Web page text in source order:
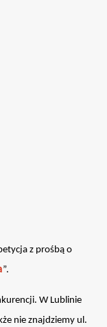
z prośbą o
”.
W Lublinie
nie znajdziemy ul.